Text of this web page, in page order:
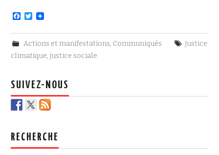
F
c
b
o
T
i
t
t
e
Actions et manifestations, Communiqués
justice
climatique,justice sociale
SUIVEZ-NOUS
RECHERCHE